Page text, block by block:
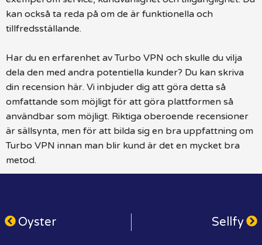
kan också ta reda på om de är funktionella och
tillfredsställande.
Har du en erfarenhet av Turbo VPN och skulle du vilja
dela den med andra potentiella kunder? Du kan skriva
din recension här. Vi inbjuder dig att göra detta så
omfattande som möjligt för att göra plattformen så
användbar som möjligt. Riktiga oberoende recensioner
är sällsynta, men för att bilda sig en bra uppfattning om
Turbo VPN innan man blir kund är det en mycket bra
metod.
Oyster Sellfy